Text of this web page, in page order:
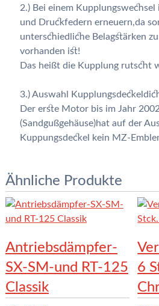
2.) Bei einem Kupplungswechsel
und Druckfedern erneuern,da
unterschiedliche Belagstärken
vorhanden ist!
Das heißt die Kupplung rutscht
3.) Auswahl
Der erste Motor bis im Jahr
(Sandgußgehäuse)hat auf der
Kuppungsdeckel kein MZ-
Ähnliche Produkte
Antriebsdämpfer-
SX-SM-und RT-125
Classik
6